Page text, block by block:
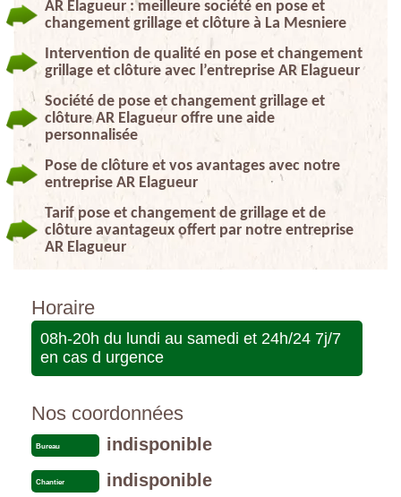
AR Elagueur : meilleure société en pose et
changement grillage et clôture à La Mesniere
Intervention de qualité en pose et changement
grillage et clôture avec l’entreprise AR Elagueur
Société de pose et changement grillage et
clôture AR Elagueur offre une aide
personnalisée
Pose de clôture et vos avantages avec notre
entreprise AR Elagueur
Tarif pose et changement de grillage et de
clôture avantageux offert par notre entreprise
AR Elagueur
Horaire
08h-20h du lundi au samedi et 24h/24 7j/7
en cas d urgence
Nos coordonnées
Bureau indisponible
Chantier indisponible